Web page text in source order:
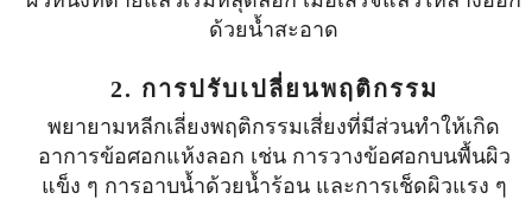
ด้วยน้ำสะอาด
2. การปรับเปลี่ยนพฤติกรรม
พยายามหลีกเลี่ยงพฤติกรรมเสี่ยงที่มีส่วนทำให้เกิด
อาการข้อศอกแห้งลอก เช่น การวางข้อศอกบนพื้นผิว
แข็ง ๆ การอาบน้ำด้วยน้ำร้อน และการเช็ดผิวแรง ๆ